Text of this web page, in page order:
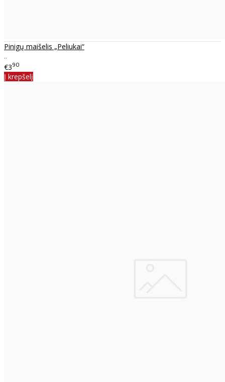
Pinigų maišelis „Peliukai“
..
€390
Į krepšelį